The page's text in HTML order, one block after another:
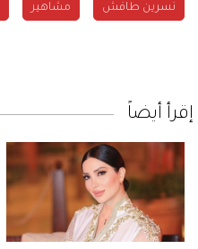
نسرين طافش مشاهير
إقرأ أيضاً